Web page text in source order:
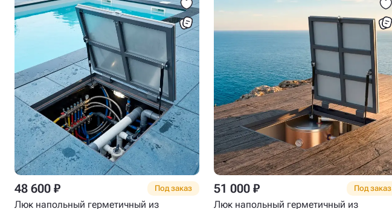
48 600 ₽ Под заказ
Люк напольный герметичный из
51 000 ₽ Под заказ
Люк напольный герметичный из